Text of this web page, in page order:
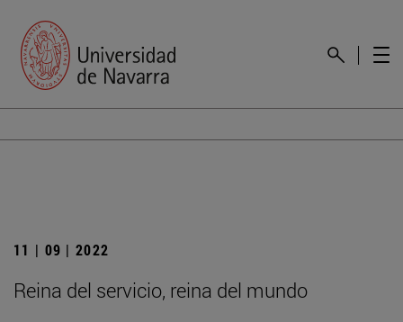
11 | 09 | 2022
Reina del servicio, reina del mundo